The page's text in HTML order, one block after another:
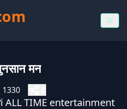
मन
1330
ALL TIME entertainment